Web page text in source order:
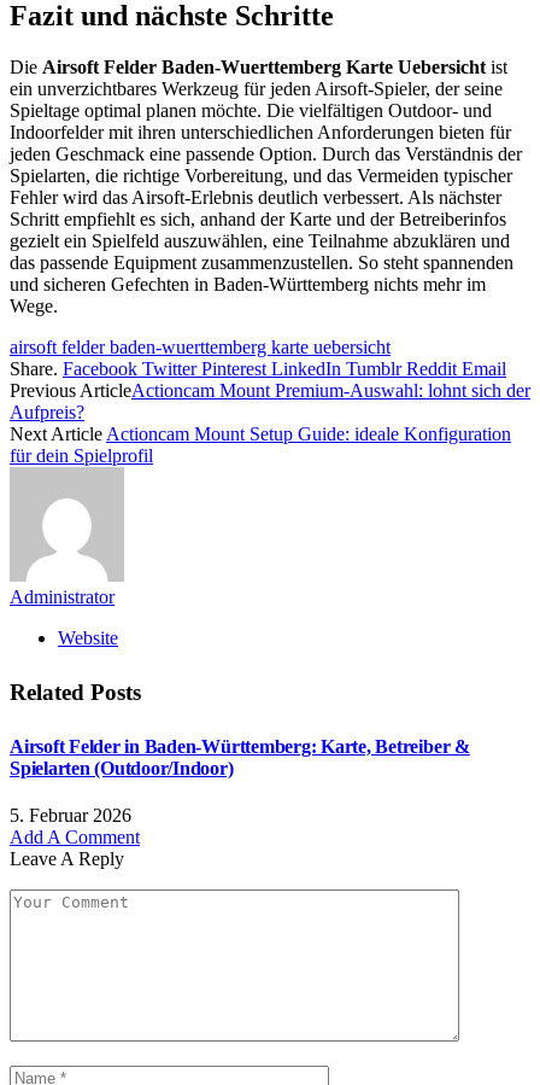
Fazit und nächste Schritte
Die Airsoft Felder Baden-Wuerttemberg Karte Uebersicht ist
ein unverzichtbares Werkzeug für jeden Airsoft-Spieler, der seine
Spieltage optimal planen möchte. Die vielfältigen Outdoor- und
Indoorfelder mit ihren unterschiedlichen Anforderungen bieten für
jeden Geschmack eine passende Option. Durch das Verständnis der
Spielarten, die richtige Vorbereitung, und das Vermeiden typischer
Fehler wird das Airsoft-Erlebnis deutlich verbessert. Als nächster
Schritt empfiehlt es sich, anhand der Karte und der Betreiberinfos
gezielt ein Spielfeld auszuwählen, eine Teilnahme abzuklären und
das passende Equipment zusammenzustellen. So steht spannenden
und sicheren Gefechten in Baden-Württemberg nichts mehr im
Wege.
airsoft felder baden-wuerttemberg karte uebersicht
Share. Facebook Twitter Pinterest LinkedIn Tumblr Reddit Email
Previous ArticleActioncam Mount Premium-Auswahl: lohnt sich der
Aufpreis?
Next Article Actioncam Mount Setup Guide: ideale Konfiguration
für dein Spielprofil
Administrator
Website
Related Posts
Airsoft Felder in Baden-Württemberg: Karte, Betreiber &
Spielarten (Outdoor/Indoor)
5. Februar 2026
Add A Comment
Leave A Reply